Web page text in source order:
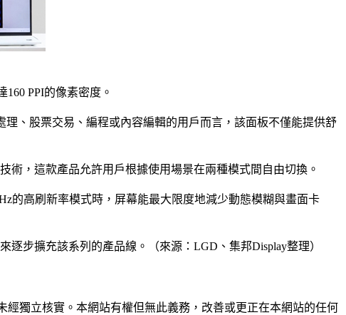
PPI的像素密度。
、股票交易、編程或內容編輯的用戶而言，該面板不僅能提供舒
，這款產品允許用戶根據使用場景在兩種模式間自由切換。
的高刷新率模式時，屏幕能最大限度地減少動態模糊與畫面卡
步擴充該系列的產品線。（來源：LGD、集邦Display整理）
獨立核實。本網站有權但無此義務，改善或更正在本網站的任何